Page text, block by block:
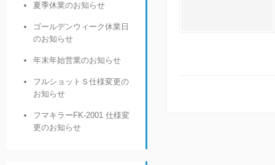
夏季休業のお知らせ
ゴールデンウィーク休業日
のお知らせ
年末年始営業のお知らせ
フルショットＳ仕様変更の
お知らせ
フマキラーFK-2001 仕様変
更のお知らせ